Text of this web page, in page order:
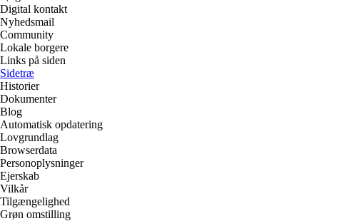
Digital kontakt
Nyhedsmail
Community
Lokale borgere
Links på siden
Sidetræ
Historier
Dokumenter
Blog
Automatisk opdatering
Lovgrundlag
Browserdata
Personoplysninger
Ejerskab
Vilkår
Tilgængelighed
Grøn omstilling